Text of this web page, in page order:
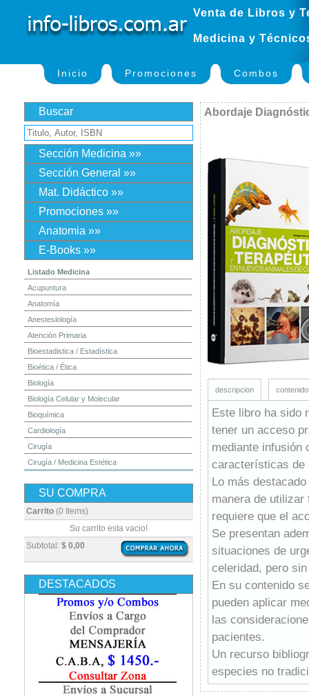
Venta de Libros y
Medicina y
Inicio Promociones Combos
Buscar
Sección Medicina »»
Sección General »»
Mat. Didáctico »»
Promociones »»
Anatomia »»
E-Books »»
Listado Medicina
Acupuntura
Anatomía
Anestesiología
Atención Primaria
Bioestadistica / Estadística
Bioética / Ética
Biología
Biología Celular y Molecular
Bioquímica
Cardiología
Cirugía
Cirugía / Medicina Estética
Dermatología
Diagnóstico por Imagen / Radiología
Embriología
Enfermería
Epidemiología
Farmacia / Farmacología
Fisiatría / Kinesiología
Fisiología / Fisiopatología
Fonoaudiología
Gastroenterología
SU COMPRA
Carrito (0 Items)
Subtotal: $ 0,00
Su carrito esta vacio!
DESTACADOS
Abordaje
descripcion
Este libro ha sido
tener un acceso
mediante infusión
características de
Lo más
manera de
requiere que el
Se presentan
situaciones de
celeridad, pero
En su contenido
pueden aplicar
las
pacientes.
Un recurso
especies no
interesante área